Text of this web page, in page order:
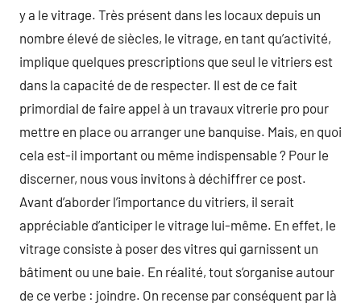
y a le vitrage. Très présent dans les locaux depuis un
nombre élevé de siècles, le vitrage, en tant qu’activité,
implique quelques prescriptions que seul le vitriers est
dans la capacité de de respecter. Il est de ce fait
primordial de faire appel à un travaux vitrerie pro pour
mettre en place ou arranger une banquise. Mais, en quoi
cela est-il important ou même indispensable ? Pour le
discerner, nous vous invitons à déchiffrer ce post.
Avant d’aborder l’importance du vitriers, il serait
appréciable d’anticiper le vitrage lui-même. En effet, le
vitrage consiste à poser des vitres qui garnissent un
bâtiment ou une baie. En réalité, tout s’organise autour
de ce verbe : joindre. On recense par conséquent par là